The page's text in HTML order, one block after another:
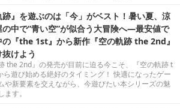
跡』を遊ぶのは「今」がベスト！暑い夏、涼
の中で“青い空”が似合う大冒険へ―最安値で
の『the 1st』から新作『空の軌跡 the 2nd』
けよう
the 2nd』の発売が目前に迫る今こそ、『空の軌跡 t
ら遊び始める絶好のタイミング！ 快適になったゲー
や新要素を交えながら、今遊びたい本シリーズの魅
ます。